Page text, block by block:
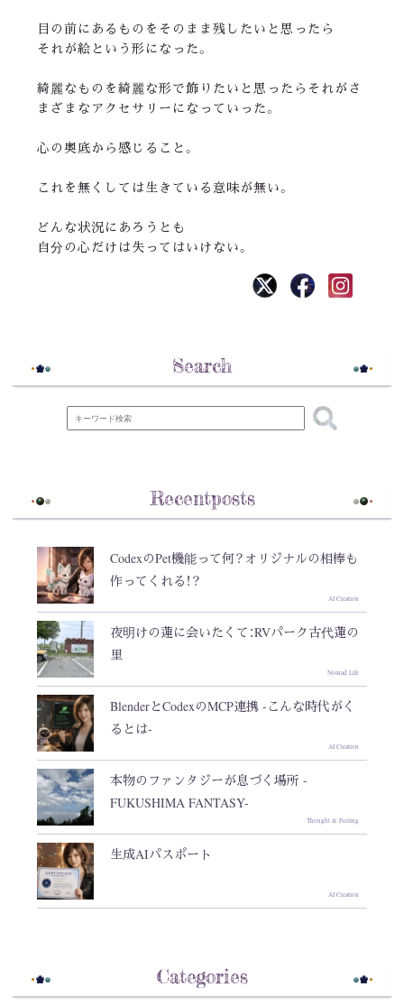
目の前にあるものをそのまま残したいと思ったら
それが絵という形になった。
綺麗なものを綺麗な形で飾りたいと思ったらそれがさ
まざまなアクセサリーになっていった。
心の奥底から感じること。
これを無くしては生きている意味が無い。
どんな状況にあろうとも
自分の心だけは失ってはいけない。
Search
Recentposts
CodexのPet機能って何？オリジナルの相棒も
作ってくれる！？
AI Creation
夜明けの蓮に会いたくて：RVパーク古代蓮の
里
Nomad Life
BlenderとCodexのMCP連携 -こんな時代がく
るとは-
AI Creation
本物のファンタジーが息づく場所 -
FUKUSHIMA FANTASY-
Thought & Feeling
生成AIパスポート
AI Creation
Categories